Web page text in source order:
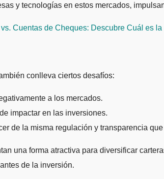
y tecnologías en estos mercados,
Cuentas de Cheques: Descubre Cuál es
conlleva ciertos desafíos:
a los mercados.
impactar en las inversiones.
de la misma regulación y transparencia
una forma atractiva para diversificar
de la inversión.